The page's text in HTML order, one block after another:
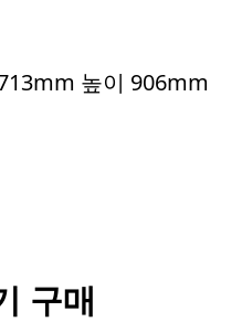
높이 906mm
구매